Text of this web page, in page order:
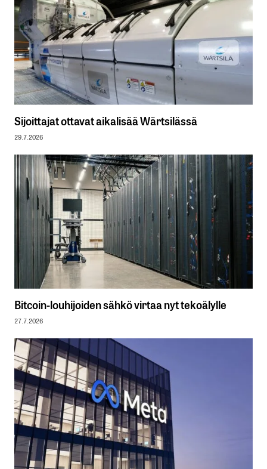
Sijoittajat ottavat aikalisää Wärtsilässä
29.7.2026
Bitcoin-louhijoiden sähkö virtaa nyt tekoälylle
27.7.2026